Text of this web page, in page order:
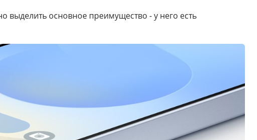
выделить основное преимущество - у него есть